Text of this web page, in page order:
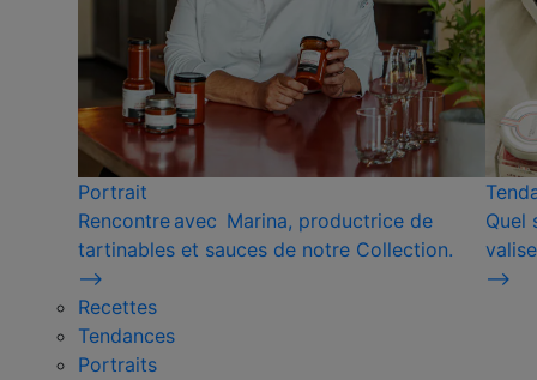
Portrait
Rencontre avec Marina, productrice de
tartinables et sauces de notre Collection.
⟶
Quel
⟶
Recettes
Tendances
Portraits